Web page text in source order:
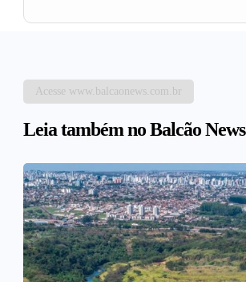
Acesse www.balcaonews.com.br
Leia também no Balcão News